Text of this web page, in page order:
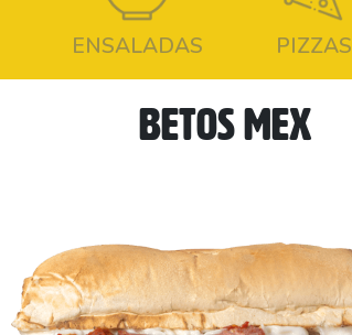
ENSALADAS PIZZAS
BETOS MEX